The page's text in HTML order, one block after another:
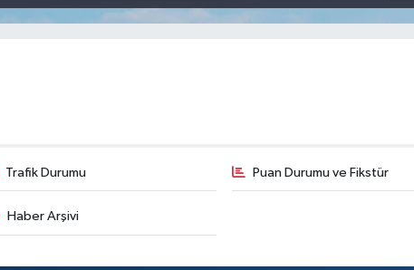
Trafik Durumu Puan Durumu ve Fikstür
Haber Arşivi